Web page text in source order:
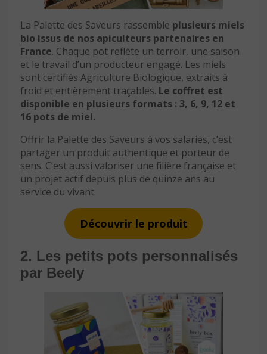
La Palette des Saveurs rassemble plusieurs miels
bio issus de nos apiculteurs partenaires en
France. Chaque pot reflète un terroir, une saison
et le travail d’un producteur engagé. Les miels
sont certifiés Agriculture Biologique, extraits à
froid et entièrement traçables. Le coffret est
disponible en plusieurs formats : 3, 6, 9, 12 et
16 pots de miel.
Offrir la Palette des Saveurs à vos salariés, c’est
partager un produit authentique et porteur de
sens. C’est aussi valoriser une filière française et
un projet actif depuis plus de quinze ans au
service du vivant.
Découvrir le produit
2. Les petits pots personnalisés
par Beely